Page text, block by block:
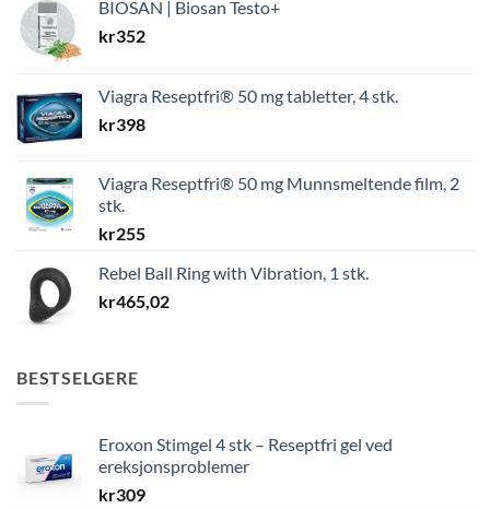
BIOSAN | Biosan Testo+
kr352
Viagra Reseptfri® 50 mg tabletter, 4 stk.
kr398
Viagra Reseptfri® 50 mg Munnsmeltende film, 2
stk.
kr255
Rebel Ball Ring with Vibration, 1 stk.
kr465,02
BESTSELGERE
Eroxon Stimgel 4 stk – Reseptfri gel ved
ereksjonsproblemer
kr309